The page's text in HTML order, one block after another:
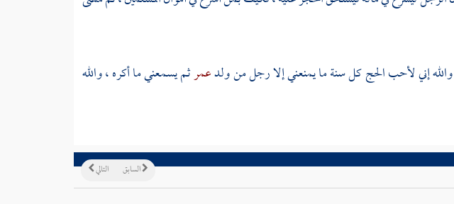
إني لأحب الحج كل سنة ما يمنعني إلا رجل من ولدعمرثم يسمعني ما أكره ، والله
التالي السابق